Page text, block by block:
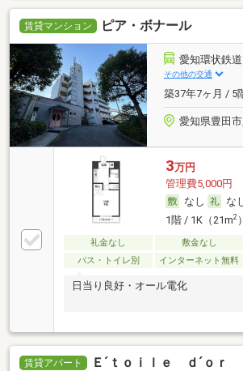
賃貸マンション ピア・ボナール
愛知環状鉄
その他の交通
築37年7ヶ月 / 5
愛知県豊田
3万円
管理費5,000円
なし
な
1階 / 1K（21m2）
礼金なし 敷金なし
バス・トイレ別
インターネット無料
日当り良好・オール電化
賃貸アパート
Ｅ´ｔｏｉｌｅ ｄ´ｏｒ